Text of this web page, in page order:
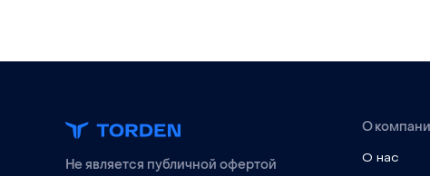
Не является публичной офертой
О
О нас